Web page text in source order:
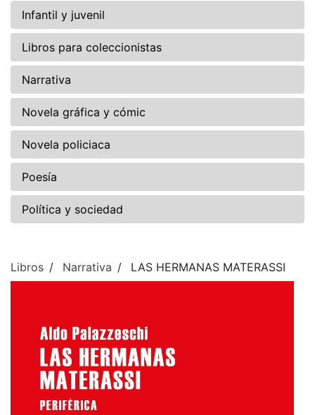
Infantil y juvenil
Libros para coleccionistas
Narrativa
Novela gráfica y cómic
Novela policiaca
Poesía
Política y sociedad
Libros Narrativa LAS HERMANAS MATERASSI